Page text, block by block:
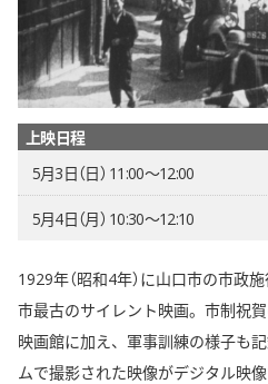
上映日程
5月3日（日） 11:00〜12:00
5月4日（月） 10:30〜12:10
1929年（昭和4年）に山口市の市政
市最古のサイレント映画。市制祝
映画館に加え、軍事訓練の様子も
ムで撮影された映像がデジタル映